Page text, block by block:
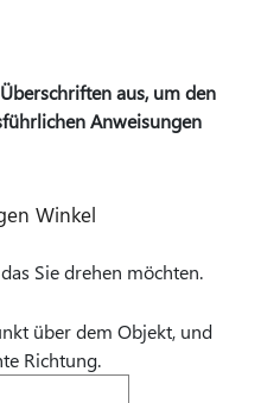
aus, um den
Anweisungen
Winkel
Sie drehen möchten.
über dem Objekt, und
Richtung.